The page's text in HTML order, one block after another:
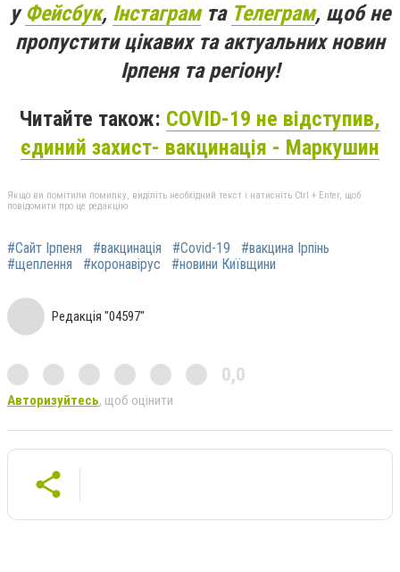
уФейсбук, Інстаграмта Телеграм, щоб не
пропустити цікавих та актуальних новин
Ірпеня та регіону!
Читайте також: COVID-19 не відступив,
єдиний захист- вакцинація - Маркушин
Якщо ви помітили помилку, виділіть необхідний текст і натисніть Ctrl + Enter, щоб
повідомити про це редакцію
#Сайт Ірпеня #вакцинація #Covid-19
#вакцина Ірпінь
#щеплення
#коронавірус #новини Київщини
Редакція "04597"
0,0
Авторизуйтесь, щоб оцінити